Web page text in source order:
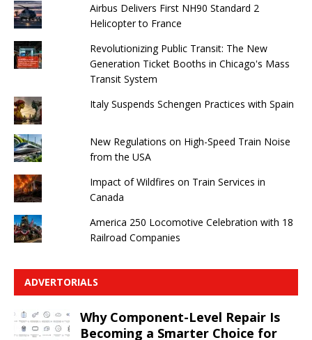
Airbus Delivers First NH90 Standard 2
Helicopter to France
Revolutionizing Public Transit: The New
Generation Ticket Booths in Chicago's Mass
Transit System
Italy Suspends Schengen Practices with Spain
New Regulations on High-Speed ​​Train Noise
from the USA
Impact of Wildfires on Train Services in
Canada
America 250 Locomotive Celebration with 18
Railroad Companies
ADVERTORIALS
Why Component-Level Repair Is
Becoming a Smarter Choice for